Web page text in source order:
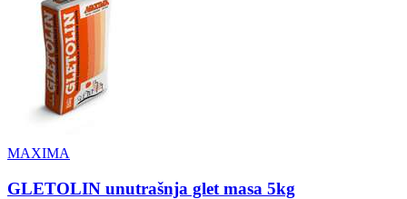
MAXIMA
GLETOLIN unutrašnja glet masa 5kg